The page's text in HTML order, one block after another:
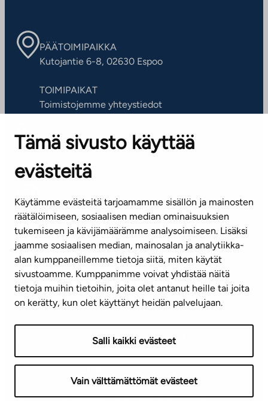
Tämä sivusto käyttää
evästeitä
Käytämme evästeitä tarjoamamme sisällön ja mainosten
räätälöimiseen, sosiaalisen median ominaisuuksien
tukemiseen ja kävijämäärämme analysoimiseen. Lisäksi
jaamme sosiaalisen median, mainosalan ja analytiikka-
alan kumppaneillemme tietoja siitä, miten käytät
sivustoamme. Kumppanimme voivat yhdistää näitä
tietoja muihin tietoihin, joita olet antanut heille tai joita
on kerätty, kun olet käyttänyt heidän palvelujaan.
Salli kaikki evästeet
Vain välttämättömät evästeet
PÄÄTOIMIPAIKKA
Kutojantie 6-8, 02630 Espoo
TOIMIPAIKAT
Toimistojemme yhteystiedot
ASIAKASPALVELUKESKUS
Puh. 045 7734 3777
(arkisin klo 8-16)
info@ta.fi
Tilaa uutiskirje
Mediapankki
TietosuojaselosteSaavutettavuusseloste